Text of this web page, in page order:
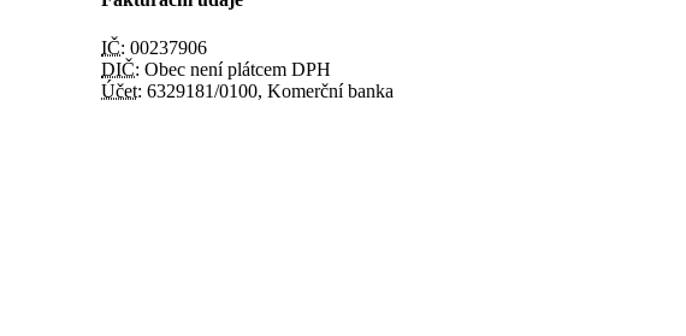
IČ: 00237906
DIČ: Obec není plátcem DPH
Účet: 6329181/0100, Komerční banka